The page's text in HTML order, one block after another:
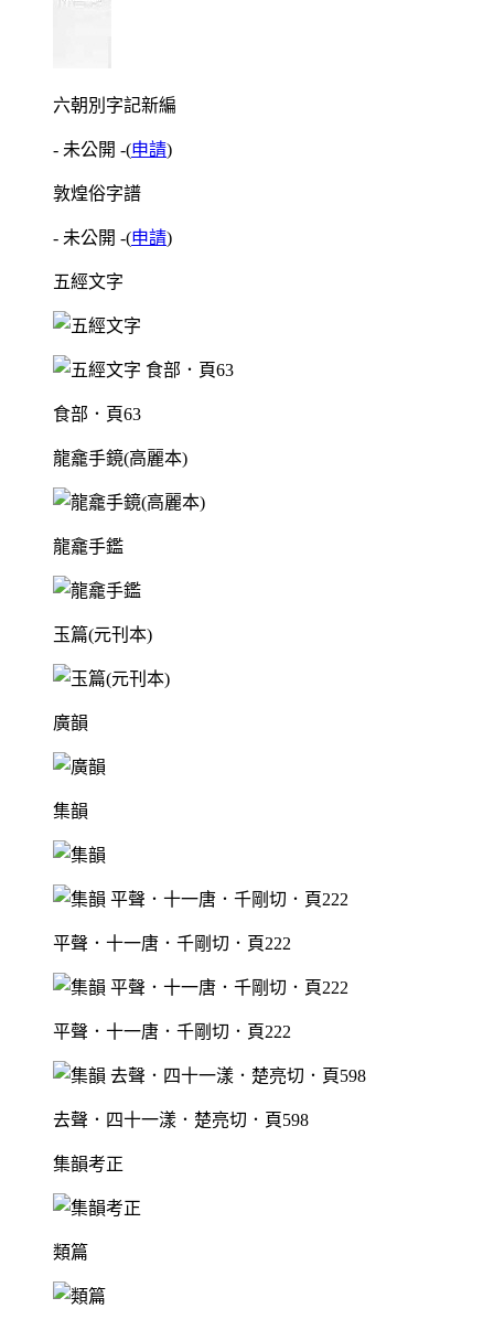
六朝別字記新編
- 未公開 -(申請)
敦煌俗字譜
- 未公開 -(申請)
五經文字
食部．頁63
龍龕手鏡(高麗本)
龍龕手鑑
玉篇(元刊本)
廣韻
集韻
平聲．十一唐．千剛切．頁222
平聲．十一唐．千剛切．頁222
去聲．四十一漾．楚亮切．頁598
集韻考正
類篇